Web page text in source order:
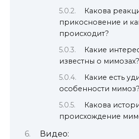
Какова
прикосновение и
происходит?
Какие
известны о мимозах?
Какие есть
особенности мимоз?
Какова
происхождение
Видео: